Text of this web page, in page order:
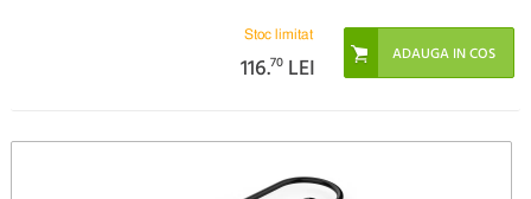
Stoc limitat
116.70 LEI